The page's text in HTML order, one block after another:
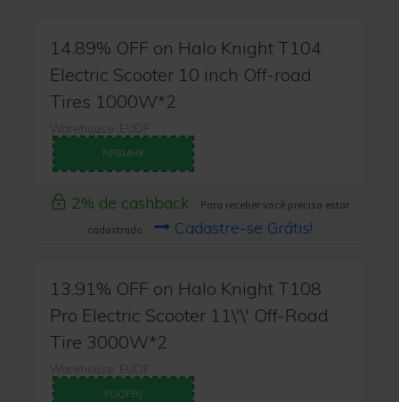
14.89% OFF on Halo Knight T104
Electric Scooter 10 inch Off-road
Tires 1000W*2
Warehouse: EUDF
NF8MHK
2% de cashback
Para receber você precisa estar
cadastrado
Cadastre-se Grátis!
13.91% OFF on Halo Knight T108
Pro Electric Scooter 11\'\' Off-Road
Tire 3000W*2
Warehouse: EUDF
FGQPRJ